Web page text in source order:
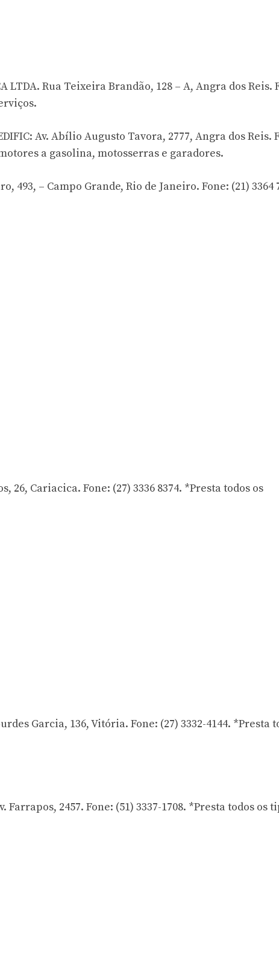
LTDA. Rua Teixeira Brandão, 128 – A, Angra dos Reis.
Av. Abílio Augusto Tavora, 2777, Angra dos Reis.
a gasolina, motosserras e garadores.
493, – Campo Grande, Rio de Janeiro. Fone: (21) 3364
26, Cariacica. Fone: (27) 3336 8374. *Presta todos os
Garcia, 136, Vitória. Fone: (27) 3332-4144. *Presta
Farrapos, 2457. Fone: (51) 3337-1708. *Presta todos os